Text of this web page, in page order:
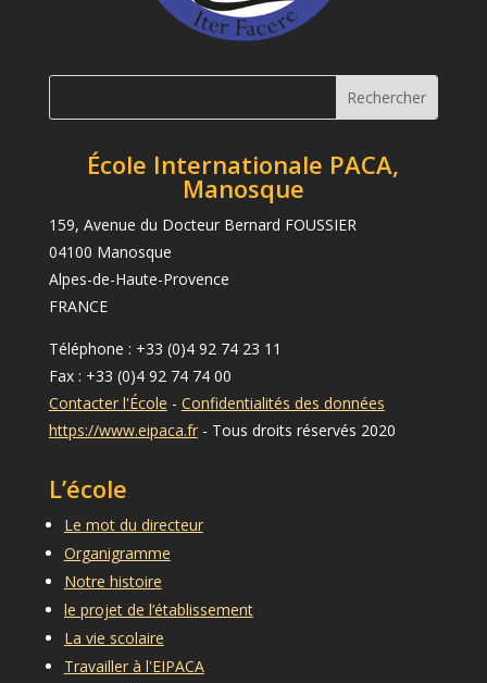
École Internationale PACA,
Manosque
159, Avenue du Docteur Bernard FOUSSIER
04100 Manosque
Alpes-de-Haute-Provence
FRANCE
Téléphone : +33 (0)4 92 74 23 11
Fax : +33 (0)4 92 74 74 00
Contacter l'École - Confidentialités des données
https://www.eipaca.fr- Tous droits réservés 2020
L’école
Le mot du directeur
Organigramme
Notre histoire
le projet de l’établissement
La vie scolaire
Travailler à l'EIPACA